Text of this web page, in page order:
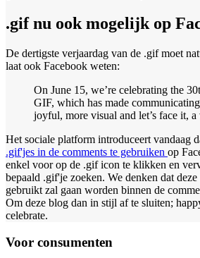
.gif nu ook mogelijk op
De dertigste verjaardag van de .gif moet
laat ook Facebook weten:
On June 15, we’re celebrating the
GIF, which has made
joyful, more visual and let’s face it,
Het sociale platform introduceert vandaag
.gif'jes in de comments te gebruiken op
enkel voor op de .gif icon te klikken en
bepaald .gif'je zoeken. We denken dat
gebruikt zal gaan worden binnen de
Om deze blog dan in stijl af te sluiten;
celebrate.
Voor consumenten